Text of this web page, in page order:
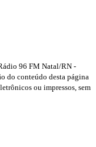
96 FM Natal/RN -
do conteúdo desta página
ou impressos, sem